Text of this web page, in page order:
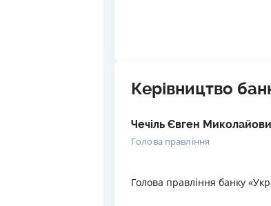
Керівництво
Чечіль Євген
Голова правління
Голова правління банку